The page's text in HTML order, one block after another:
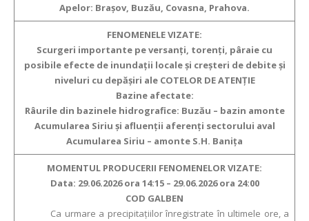
Apelor: Brașov, Buzău, Covasna, Prahova.
FENOMENELE VIZATE:
Scurgeri importante pe versanţi, torenţi, pâraie cu
posibile efecte de inundaţii locale şi creşteri de debite şi
niveluri cu depăşiri ale COTELOR DE ATENȚIE
Bazine afectate:
Râurile din bazinele hidrografice: Buzău – bazin amonte
Acumularea Siriu și afluenții aferenți sectorului aval
Acumularea Siriu – amonte S.H. Banița
MOMENTUL PRODUCERII FENOMENELOR VIZATE:
Data: 29.06.2026 ora 14:15 – 29.06.2026 ora 24:00
COD GALBEN
Ca urmare a precipitaţiilor înregistrate în ultimele ore, a